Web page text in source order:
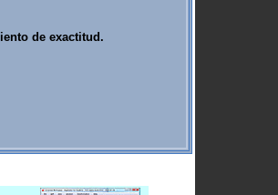
de exactitud.